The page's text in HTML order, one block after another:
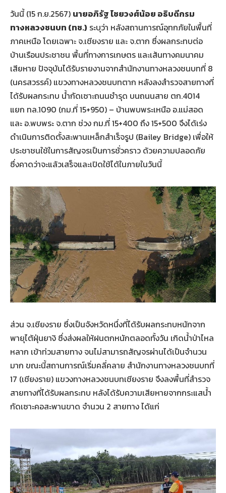
วันนี้ (15 ก.ย.2567) นายอภิรัฐ ไชยวงศ์น้อย อธิบดีกรม
ทางหลวงชนบท (ทช.) ระบุว่า หลังสถานการณ์อุทกภัยในพื้นที่
ภาคเหนือ โดยเฉพาะ จ.เชียงราย และ จ.ตาก ซึ่งผลกระทบต่อ
บ้านเรือนประชาชน พื้นที่ทางการเกษตร และเส้นทางคมนาคม
เสียหาย ปัจจุบันได้รับรายงานจากสำนักงานทางหลวงชนบทที่ 8
(นครสวรรค์) แขวงทางหลวงชนบทตาก หลังลงสำรวจสายทางที่
ได้รับผลกระทบ น้ำกัดเซาะถนนชำรุด บนถนนสาย ตก.4014
แยก ทล.1090 (กม.ที่ 15+950) – บ้านพบพระเหนือ อ.แม่สอด
และ อ.พบพระ จ.ตาก ช่วง กม.ที่ 15+400 ถึง 15+500 จึงได้เร่ง
ดำเนินการติดตั้งสะพานเหล็กสำเร็จรูป (Bailey Bridge) เพื่อให้
ประชาชนใช้ในการสัญจรเป็นการชั่วคราว ด้วยความปลอดภัย
ซึ่งคาดว่าจะแล้วเสร็จและเปิดใช้ได้ในภายในวันนี้
ส่วน จ.เชียงราย ซึ่งเป็นจังหวัดหนึ่งที่ได้รับผลกระทบหนักจาก
พายุไต้ฝุ่นยางิ ซึ่งส่งผลให้ฝนตกหนักตลอดทั้งวัน เกิดน้ำป่าไหล
หลาก เข้าท่วมสายทาง จนไม่สามารถสัญจรผ่านได้เป็นจำนวน
มาก ขณะนี้สถานการณ์เริ่มคลี่คลาย สำนักงานทางหลวงชนบทที่
17 (เชียงราย) แขวงทางหลวงชนบทเชียงราย จึงลงพื้นที่สำรวจ
สายทางที่ได้รับผลกระทบ หลังได้รับความเสียหายจากกระแสน้ำ
กัดเซาะคอสะพานขาด จำนวน 2 สายทาง ได้แก่